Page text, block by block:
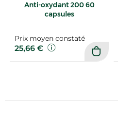
Anti-oxydant 200 60
capsules
Prix moyen constaté
25,66 €